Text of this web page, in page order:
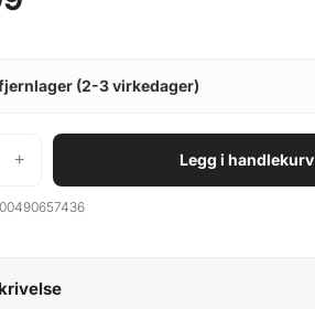
(2-3 virkedager)
+ Legg i handlekurv